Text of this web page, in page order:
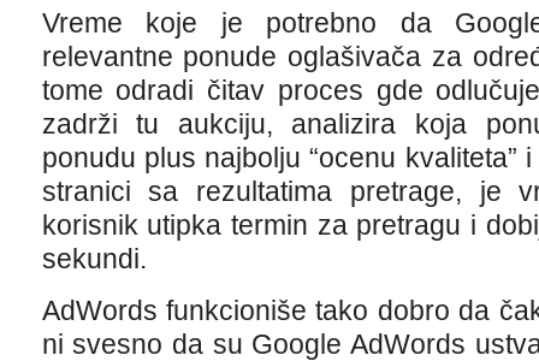
Vreme koje je potrebno da
relevantne ponude oglašivača za
tome odradi čitav proces gde
zadrži tu aukciju, analizira koja
ponudu plus najbolju “ocenu kvaliteta”
stranici sa rezultatima pretrage, je
korisnik utipka termin za pretragu i
sekundi.
AdWords funkcioniše tako dobro da
ni svesno da su Google AdWords